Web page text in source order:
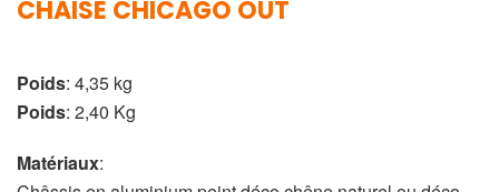
CHAISE CHICAGO OUT
Poids: 4,35 kg
Poids: 2,40 Kg
Matériaux: